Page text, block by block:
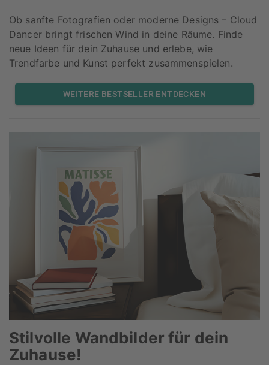
Ob sanfte Fotografien oder moderne Designs – Cloud
Dancer bringt frischen Wind in deine Räume. Finde
neue Ideen für dein Zuhause und erlebe, wie
Trendfarbe und Kunst perfekt zusammenspielen.
WEITERE BESTSELLER ENTDECKEN
Stilvolle Wandbilder für dein
Zuhause!